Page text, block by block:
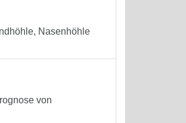
Nasenhöhle
von